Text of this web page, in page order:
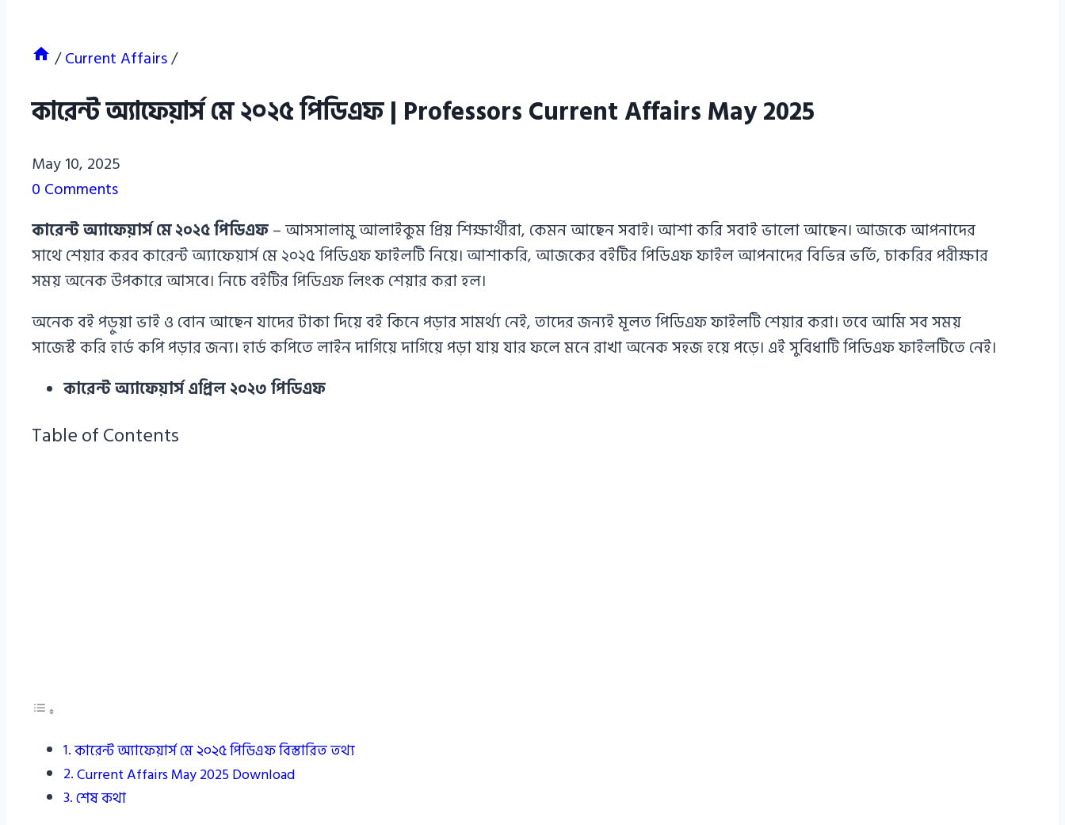
/Current Affairs/
কারেন্ট অ্যাফেয়ার্স মে ২০২৫ পিডিএফ | Professors Current Affairs May 2025
Azizul
Haque
Azizul
Haque
May 10, 2025
0 Comments
কারেন্ট অ্যাফেয়ার্স মে ২০২৫ পিডিএফ– আসসালামু আলাইকুম প্রিয় শিক্ষার্থীরা, কেমন আছেন সবাই। আশা করি সবাই ভালো আছেন। আজকে আপনাদের
সাথে শেয়ার করব কারেন্ট অ্যাফেয়ার্স মে ২০২৫ পিডিএফ ফাইলটি নিয়ে। আশাকরি, আজকের বইটির পিডিএফ ফাইল আপনাদের বিভিন্ন ভর্তি, চাকরির পরীক্ষার
সময় অনেক উপকারে আসবে। নিচে বইটির পিডিএফ লিংক শেয়ার করা হল।
অনেক বই পড়ুয়া ভাই ও বোন আছেন যাদের টাকা দিয়ে বই কিনে পড়ার সামর্থ্য নেই, তাদের জন্যই মূলত পিডিএফ ফাইলটি শেয়ার করা। তবে আমি সব সময়
সাজেস্ট করি হার্ড কপি পড়ার জন্য। হার্ড কপিতে লাইন দাগিয়ে দাগিয়ে পড়া যায় যার ফলে মনে রাখা অনেক সহজ হয়ে পড়ে। এই সুবিধাটি পিডিএফ ফাইলটিতে নেই।
কারেন্ট অ্যাফেয়ার্স এপ্রিল ২০২৩ পিডিএফ
Table of Contents
কারেন্ট অ্যাফেয়ার্স মে ২০২৫ পিডিএফ বিস্তারিত তথ্য
Current Affairs May 2025 Download
শেষ কথা